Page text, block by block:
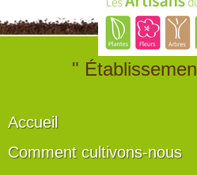
"
Accueil
Comment cultivons-nous